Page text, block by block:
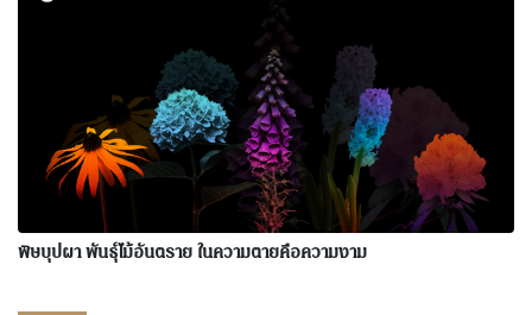
พิษบุปผา พันธุ์ไม้อันตราย ในความตายคือความงาม